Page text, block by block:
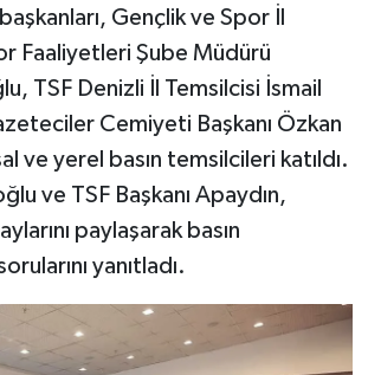
Gençlik ve Spor İl
Faaliyetleri Şube Müdürü
TSF Denizli İl Temsilcisi İsmail
Cemiyeti Başkanı Özkan
ve yerel basın temsilcileri katıldı.
ve TSF Başkanı Apaydın,
paylaşarak basın
yanıtladı.